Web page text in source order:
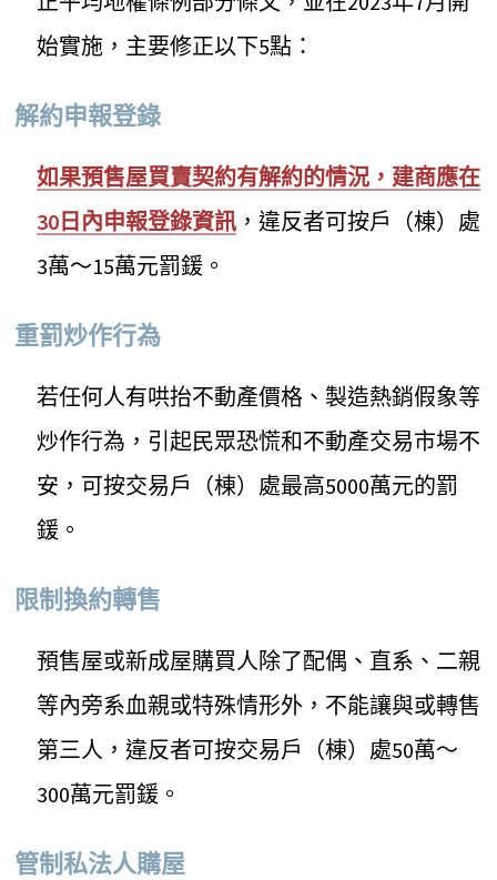
始實施，主要修正以下5點：
解約申報登錄
如果預售屋買賣契約有解約的情況，建商應在
30日內申報登錄資訊 ，違反者可按戶（棟）處
3萬～15萬元罰鍰。
重罰炒作行為
若任何人有哄抬不動產價格、製造熱銷假象等
炒作行為，引起民眾恐慌和不動產交易市場不
安，可按交易戶（棟）處最高5000萬元的罰
鍰。
限制換約轉售
預售屋或新成屋購買人除了配偶、直系、二親
等內旁系血親或特殊情形外，不能讓與或轉售
第三人，違反者可按交易戶（棟）處50萬～
300萬元罰鍰。
管制私法人購屋